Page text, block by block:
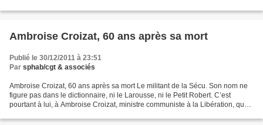
Ambroise Croizat, 60 ans après sa mort
Publié le 30/12/2011 à 23:51
Par sphab/cgt & associés
Ambroise Croizat, 60 ans après sa mort Le militant de la Sécu. Son nom ne
figure pas dans le dictionnaire, ni le Larousse, ni le Petit Robert. C’est
pourtant à lui, à Ambroise Croizat, ministre communiste à la Libération, que